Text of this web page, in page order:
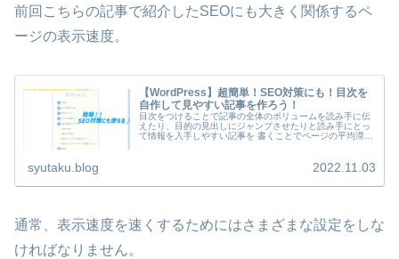
前回こちらの記事で紹介したSEOにも大きく関係するペ
ージの表示速度。
【WordPress】超簡単！SEO対策にも！目次を
自作して見やすい記事を作ろう！
目次をつけることで記事の全体のボリュームを読み手に伝
えたり、目的の見出しにジャンプさせたりと読み手にとっ
て情報を入手しやすい記事を 書くことでページの平均滞在
syutaku.blog 2022.11.03
通常、表示速度を速くするためにはさまざまな設定をしな
ければなりません。